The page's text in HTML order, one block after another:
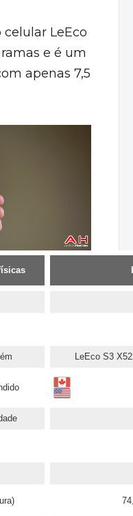
LeEco
e é um
apenas 7,5
LeEco S3